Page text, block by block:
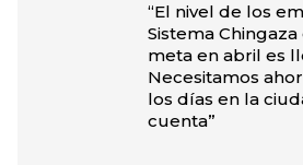
“El nivel de los
Sistema Chingaza
meta en abril es
Necesitamos
los días en la
cuenta”